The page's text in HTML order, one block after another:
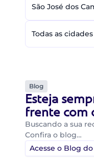
São José dos
Todas as cidades
Blog
Esteja
frente com
Buscando a sua
Confira o blog…
Acesse o Blog